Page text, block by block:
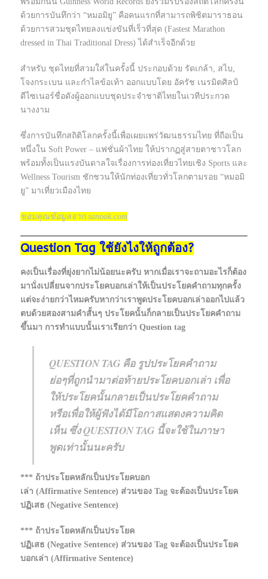
ด้วยการบันทึกว่า “หมอมิยู” คือคนแรกที่สามารถพิชิตมาราธอน
ด้วยการสวมชุดไทยลงแข่งขันที่เร็วที่สุด (Fastest Marathon
dressed in Thai Traditional Dress) ได้สำเร็จอีกด้วย
สำหรับ ชุดไทยที่สวมใส่ในครั้งนี้ ประกอบด้วย รัดเกล้า, สไบ,
โจงกระเบน และกำไลข้อเท้า ออกแบบโดย อัครัช เนรมิตศิลป์
ดีไซเนอร์ชื่อดังผู้ออกแบบชุดประจำชาติไทยในเวทีประกวด
นางงาม
ซึ่งการบันทึกสถิติโลกครั้งนี้เพื่อเผยแพร่วัฒนธรรมไทย ที่ถือเป็น
หนึ่งใน Soft Power – แฟชั่นผ้าไทย ให้ปรากฏสู่สายตาชาวโลก
พร้อมทั้งเป็นแรงบันดาลใจเรื่องการท่องเที่ยวไทยเชิง Sports และ
Wellness Tourism ชักชวนให้นักท่องเที่ยวทั่วโลกตามรอย “หมอมิ
ยู” มาเที่ยวเมืองไทย
ขอบคุณข้อมูลจาก sanook.com
Question Tag ใช้ยังไงให้ถูกต้อง?
คงเป็นเรื่องที่ยุ่งยากไม่น้อยนะครับ หากเมื่อเราจะถามอะไรก็ต้อง
มานั่งเปลี่ยนจากประโยคบอกเล่าให้เป็นประโยคคำถามทุกครั้ง
แต่จะง่ายกว่าไหมครับหากว่าเราพูดประโยคบอกเล่าออกไปแล้ว
ตบด้วยสองสามคำสั้นๆ ประโยคนั้นก็กลายเป็นประโยคคำถาม
ขึ้นมา การทำแบบนั้นเราเรียกว่า Question tag
QUESTION TAG คือ รูปประโยคคำถาม
ย่อๆที่ถูกนำมาต่อท้ายประโยคบอกเล่า เพื่อ
ให้ประโยคนั้นกลายเป็นประโยคคำถาม
หรือเพื่อให้ผู้ฟังได้มีโอกาสแสดงความคิด
เห็น ซึ่ง QUESTION TAG นี้จะใช้ในภาษา
พูดเท่านั้นนะครับ
*** ถ้าประโยคหลักเป็นประโยคบอก
เล่า (Affirmative Sentence) ส่วนของ Tag จะต้องเป็นประโยค
ปฏิเสธ (Negative Sentence)
*** ถ้าประโยคหลักเป็นประโยค
ปฏิเสธ (Negative Sentence) ส่วนของ Tag จะต้องเป็นประโยค
บอกเล่า (Affirmative Sentence)